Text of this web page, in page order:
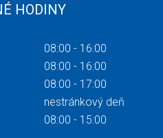
HODINY
08:00 - 16:00
08:00 - 16:00
08:00 - 17:00
nestránkový deň
08:00 - 15:00